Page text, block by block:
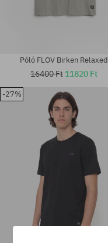
Elérhető méretek:
M; L; XL; XXL
Póló FLOV Birken Relaxed
16400 Ft 11820 Ft
-27%